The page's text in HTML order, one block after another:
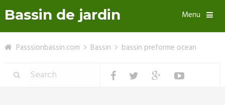
Bassin de jardin Menu
Passsionbassin.com Bassin bassin preforme ocean